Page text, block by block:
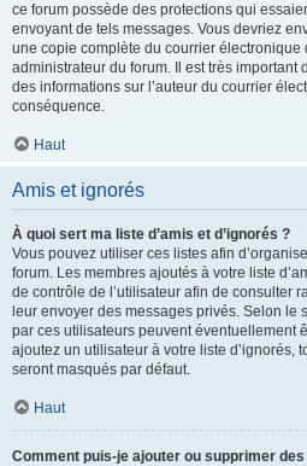
ce forum possède des protections qui
envoyant de tels messages. Vous devriez
une copie complète du courrier électronique
administrateur du forum. Il est très important
des informations sur l’auteur du courrier
conséquence.
Haut
Amis et ignorés
À quoi sert ma liste d’amis et d’ignorés ?
Vous pouvez utiliser ces listes afin
forum. Les membres ajoutés à votre liste
de contrôle de l’utilisateur afin de consulter
leur envoyer des messages privés. Selon le
par ces utilisateurs peuvent éventuellement
ajoutez un utilisateur à votre liste d’ignorés,
seront masqués par défaut.
Haut
Comment puis-je ajouter ou supprimer